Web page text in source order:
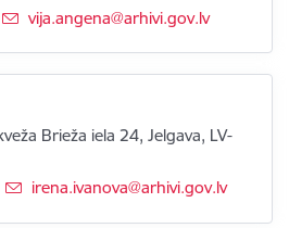
E-pasts:
vija.angena@arhivi.gov.lv
Brieža iela 24, Jelgava, LV-
E-pasts:
irena.ivanova@arhivi.gov.lv